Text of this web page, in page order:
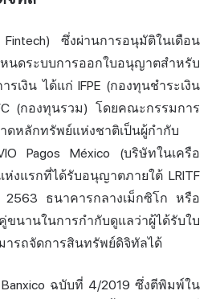
ซึ่งผ่านการอนุมัติในเดือน
ดระบบการออกใบอนุญาตสำหรับ
รเงิน ได้แก่ IFPE (กองทุนชำระเงิน
(กองทุนรวม) โดยคณะกรรมการ
ดหลักทรัพย์แห่งชาติเป็นผู้กำกับ
Pagos México (บริษัทในเครือ
ห่งแรกที่ได้รับอนุญาตภายใต้ LRITF
ธนาคารกลางเม็กซิโก หรือ
านในการกำกับดูแลว่าผู้ได้รับใบ
ารถจัดการสินทรัพย์ดิจิทัลได้
ฉบับที่ 4/2019 ซึ่งตีพิมพ์ใน